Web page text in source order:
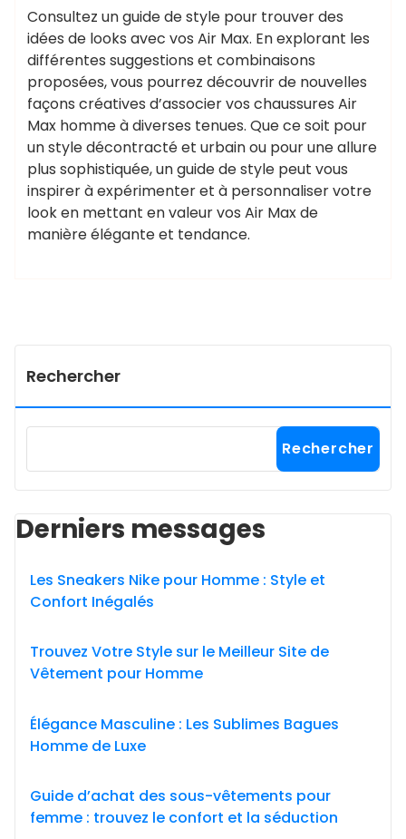
Consultez un guide de style pour trouver des
idées de looks avec vos Air Max. En explorant les
différentes suggestions et combinaisons
proposées, vous pourrez découvrir de nouvelles
façons créatives d’associer vos chaussures Air
Max homme à diverses tenues. Que ce soit pour
un style décontracté et urbain ou pour une allure
plus sophistiquée, un guide de style peut vous
inspirer à expérimenter et à personnaliser votre
look en mettant en valeur vos Air Max de
manière élégante et tendance.
Rechercher
Rechercher
Derniers messages
Les Sneakers Nike pour Homme : Style et
Confort Inégalés
Trouvez Votre Style sur le Meilleur Site de
Vêtement pour Homme
Élégance Masculine : Les Sublimes Bagues
Homme de Luxe
Guide d’achat des sous-vêtements pour
femme : trouvez le confort et la séduction